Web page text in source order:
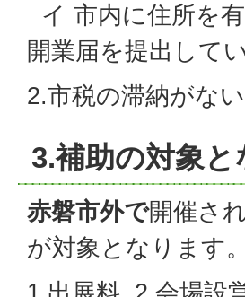
イ 市内に住所を
開業届を提出して
2.市税の滞納がな
3.補助の対象と
赤磐市外で開催さ
が対象となります。